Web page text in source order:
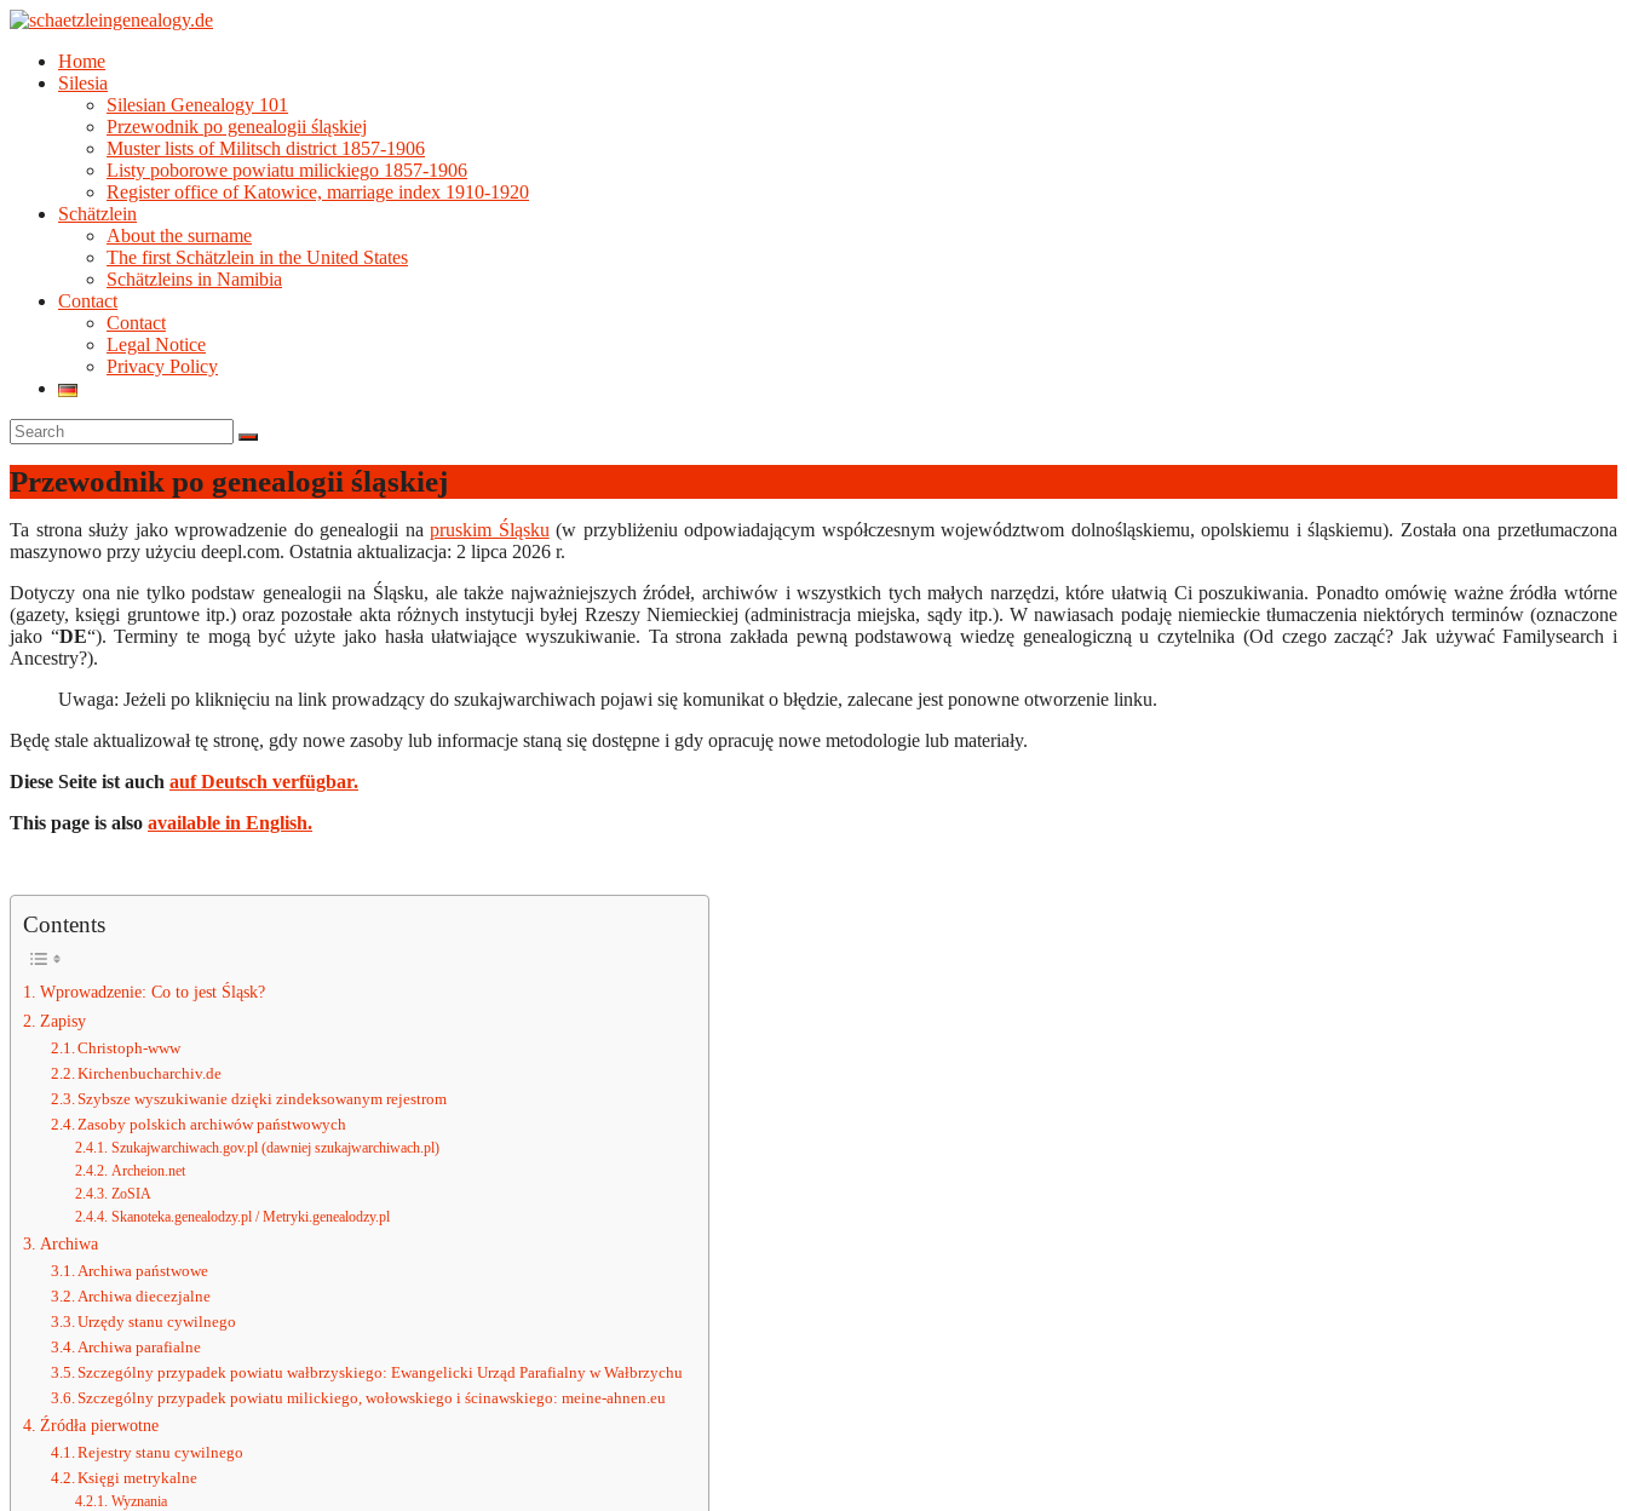
Skip
content
schaetzleingenealogy.de
Silesian
Home
Silesia
Silesian Genealogy 101
Przewodnik po genealogii śląskiej
Muster lists of Militsch district 1857-1906
Listy poborowe powiatu milickiego 1857-1906
Register office of Katowice, marriage index 1910-1920
Schätzlein
About the surname
The first Schätzlein in the United States
Schätzleins in Namibia
Contact
Contact
Legal Notice
Privacy Policy
Przewodnik po genealogii śląskiej
Ta strona służy jako wprowadzenie do genealogii napruskim Śląsku (w przybliżeniu odpowiadającym współczesnym województwom dolnośląskiemu, opolskiemu i śląskiemu). Została ona przetłumaczona
maszynowo przy użyciu deepl.com. Ostatnia aktualizacja: 2 lipca 2026 r.
Dotyczy ona nie tylko podstaw genealogii na Śląsku, ale także najważniejszych źródeł, archiwów i wszystkich tych małych narzędzi, które ułatwią Ci poszukiwania. Ponadto omówię ważne źródła wtórne
(gazety, księgi gruntowe itp.) oraz pozostałe akta różnych instytucji byłej Rzeszy Niemieckiej (administracja miejska, sądy itp.). W nawiasach podaję niemieckie tłumaczenia niektórych terminów (oznaczone
jako “DE“). Terminy te mogą być użyte jako hasła ułatwiające wyszukiwanie. Ta strona zakłada pewną podstawową wiedzę genealogiczną u czytelnika (Od czego zacząć? Jak używać Familysearch i
Ancestry?).
Uwaga: Jeżeli po kliknięciu na link prowadzący do szukajwarchiwach pojawi się komunikat o błędzie, zalecane jest ponowne otworzenie linku.
Będę stale aktualizował tę stronę, gdy nowe zasoby lub informacje staną się dostępne i gdy opracuję nowe metodologie lub materiały.
Diese Seite ist auch auf Deutsch verfügbar.
This page is also available in English.
Contents
Wprowadzenie: Co to jest Śląsk?
Zapisy
Christoph-www
Kirchenbucharchiv.de
Szybsze wyszukiwanie dzięki zindeksowanym rejestrom
Zasoby polskich archiwów państwowych
Szukajwarchiwach.gov.pl (dawniej szukajwarchiwach.pl)
Archeion.net
ZoSIA
Skanoteka.genealodzy.pl / Metryki.genealodzy.pl
Archiwa
Archiwa państwowe
Archiwa diecezjalne
Urzędy stanu cywilnego
Archiwa parafialne
Szczególny przypadek powiatu wałbrzyskiego: Ewangelicki Urząd Parafialny w Wałbrzychu
Szczególny przypadek powiatu milickiego, wołowskiego i ścinawskiego: meine-ahnen.eu
Źródła pierwotne
Rejestry stanu cywilnego
Księgi metrykalne
Wyznania